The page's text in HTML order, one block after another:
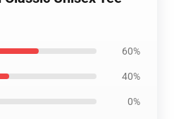
60%
40%
0%